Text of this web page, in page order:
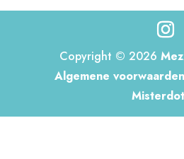
Copyright © 2026
Algemene voorwaarden
Misterdot